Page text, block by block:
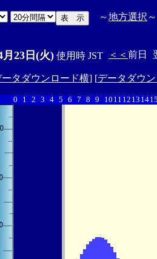
～地方選択 ～
月23日(火) 使用時 JST ＜＜ 前日
ータダウンロード横] [データダウ
0 1 2 3 4 5 6 7 8 9 10 11 12 13 1415